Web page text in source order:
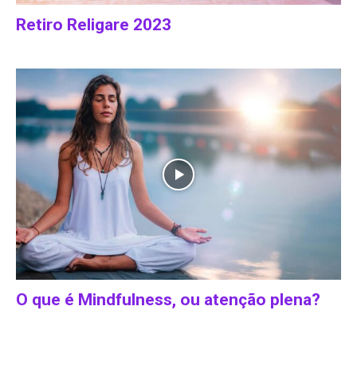
Retiro Religare 2023
O que é Mindfulness, ou atenção plena?